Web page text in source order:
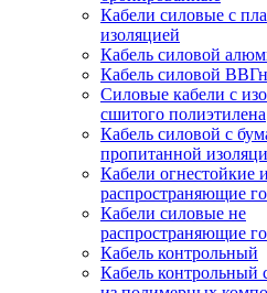
Кабели силовые с
изоляцией
Кабель силовой
Кабель силовой
Силовые кабели с
сшитого полиэтилена
Кабель силовой с
пропитанной
Кабели огнестойкие
распространяющие
Кабели силовые не
распространяющие
Кабель контрольный
Кабель контрольный